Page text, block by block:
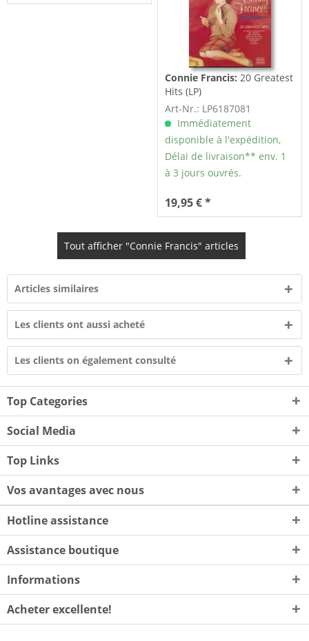
Connie Francis: 20 Greatest
Hits (LP)
Art-Nr.: LP6187081
Immédiatement
disponible à l'expédition,
Délai de livraison** env. 1
à 3 jours ouvrés.
19,95 € *
Tout afficher "Connie Francis" articles
Articles similaires
Les clients ont aussi acheté
Les clients on également consulté
Top Categories
Social Media
Top Links
Vos avantages avec nous
Hotline assistance
Assistance boutique
Informations
Acheter excellente!